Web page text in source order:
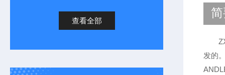
查看全部
发的